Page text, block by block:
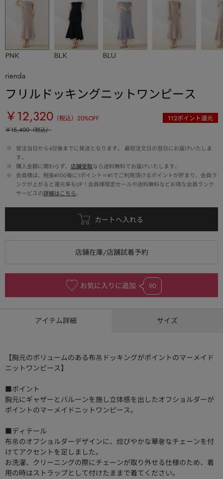
PNK BLK BLU
rienda
フリルドッキングニットワンピース
￥12,320 （税込） 20%OFF 112ポイント還元
￥15,400（税込）
※
受注当日から4日後までに発送となります。 最短注文日の翌日にお届けいたしま
す。
※
購入金額に関わらず、 店舗受取なら送料無料でお届けいたします。
※
会員様は、税抜¥100毎に1ポイント＝¥1でご利用頂けるポイントが貯まり、会員ラ
ンクが上がると還元率もUP！会員様限定セールや送料無料などお得な会員ランク
サービスの詳細はこちら。
お気に入りに追加 90
アイテム詳細 サイズ
【胸元のボリュームのある布帛ドッキングがポイントのマーメイド
ニットワンピース】
■ポイント
胸元にギャザーとバルーンを施し立体感を出したオフショルダーが
ポイントのマーメイドニットワンピース。
■ディテール
布帛のオフショルダーデザインに、煌びやかな華奢なチェーンを付
けてアクセントを足しました。
お洗濯、クリーニングの際にチェーンが取り外せる仕様のため、着
用の時はストラップとして付けたままで着てください。